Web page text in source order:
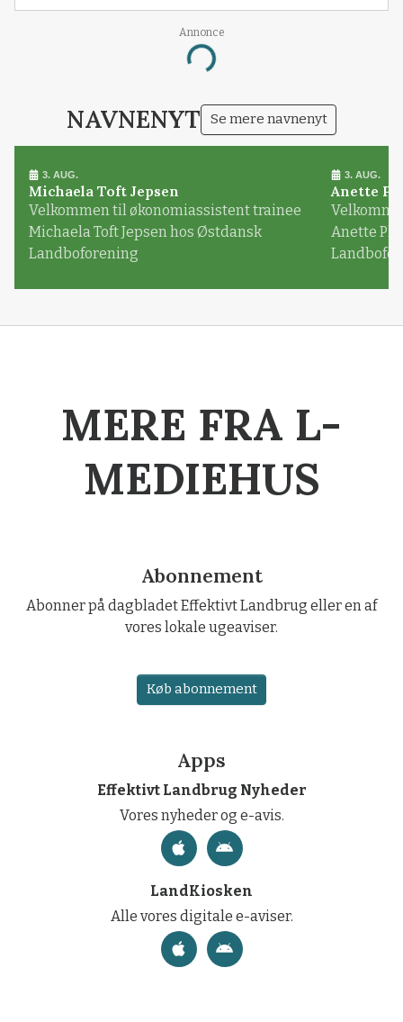
Annonce
Loading...
NAVNENYT Se mere navnenyt
3. AUG.
Michaela Toft Jepsen
Velkommen til økonomiassistent trainee
Michaela Toft Jepsen hos Østdansk
Landboforening
3. AUG.
Anette
Anette
MERE FRA L-
MEDIEHUS
Abonnement
Abonner på dagbladet Effektivt Landbrug eller en af
vores lokale ugeaviser.
Køb abonnement
Apps
Effektivt Landbrug Nyheder
Vores nyheder og e-avis.
LandKiosken
Alle vores digitale e-aviser.